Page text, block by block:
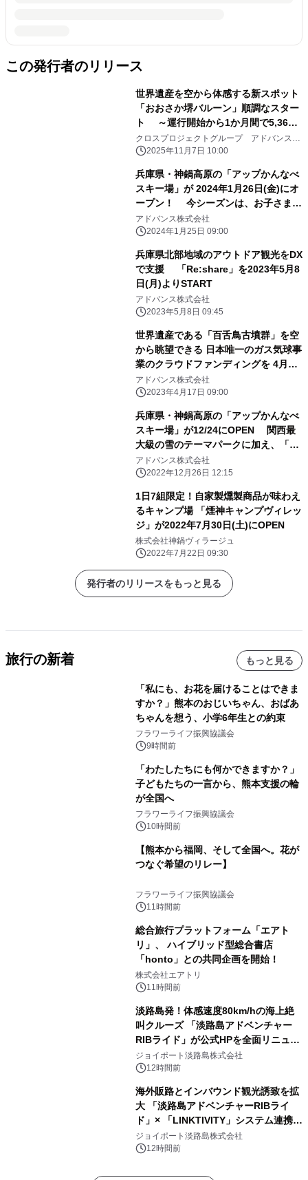
この発行者のリリース
世界遺産を空から体感する新スポット
「おおさか堺バルーン」順調なスター
ト ～運行開始から1か月間で5,365
名が搭乗～
クロスプロジェクトグループ アドバンス株
式会社
2025年11月7日 10:00
兵庫県・神鍋高原の「アップかんなべ
スキー場」が 2024年1月26日(金)にオ
ープン！ 今シーズンは、お子さま2
回目半額キャンペーンを実施
アドバンス株式会社
2024年1月25日 09:00
兵庫県北部地域のアウトドア観光をDX
で支援 「Re:share」を2023年5月8
日(月)よりSTART
アドバンス株式会社
2023年5月8日 09:45
世界遺産である「百舌鳥古墳群」を空
から眺望できる 日本唯一のガス気球事
業のクラウドファンディングを 4月17
日から開始
アドバンス株式会社
2023年4月17日 09:00
兵庫県・神鍋高原の「アップかんなべ
スキー場」が12/24にOPEN 関西最
大級の雪のテーマパークに加え、「ゲ
レンデサウナ」体験も提供
アドバンス株式会社
2022年12月26日 12:15
1日7組限定！自家製燻製商品が味わえ
るキャンプ場 「煙神キャンプヴィレッ
ジ」が2022年7月30日(土)にOPEN
株式会社神鍋ヴィラージュ
2022年7月22日 09:30
発行者のリリースをもっと見る
旅行の新着 もっと見る
「私にも、お花を届けることはできま
すか？」熊本のおじいちゃん、おばあ
ちゃんを想う、小学6年生との約束
フラワーライフ振興協議会
9時間前
「わたしたちにも何かできますか？」
子どもたちの一言から、熊本支援の輪
が全国へ
フラワーライフ振興協議会
10時間前
【熊本から福岡、そして全国へ。花が
つなぐ希望のリレー】
フラワーライフ振興協議会
11時間前
総合旅行プラットフォーム「エアト
リ」、 ハイブリッド型総合書店
「honto」との共同企画を開始！
株式会社エアトリ
11時間前
淡路島発！体感速度80km/hの海上絶
叫クルーズ 「淡路島アドベンチャー
RIBライド」が公式HPを全面リニュー
アル！ ～スマホで即予約完了の「スマ
ート設計」へ刷新～
ジョイポート淡路島株式会社
12時間前
海外販路とインバウンド観光誘致を拡
大 「淡路島アドベンチャーRIBライ
ド」× 「LINKTIVITY」システム連携を
開始！
ジョイポート淡路島株式会社
12時間前